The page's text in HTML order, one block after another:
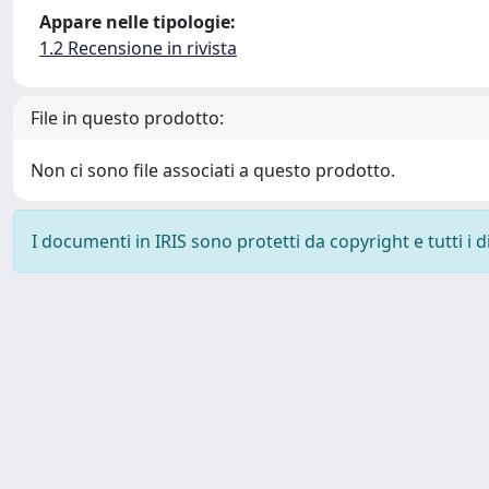
Appare nelle tipologie:
1.2 Recensione in rivista
File in questo prodotto:
Non ci sono file associati a questo prodotto.
I documenti in IRIS sono protetti da copyright e tutti i